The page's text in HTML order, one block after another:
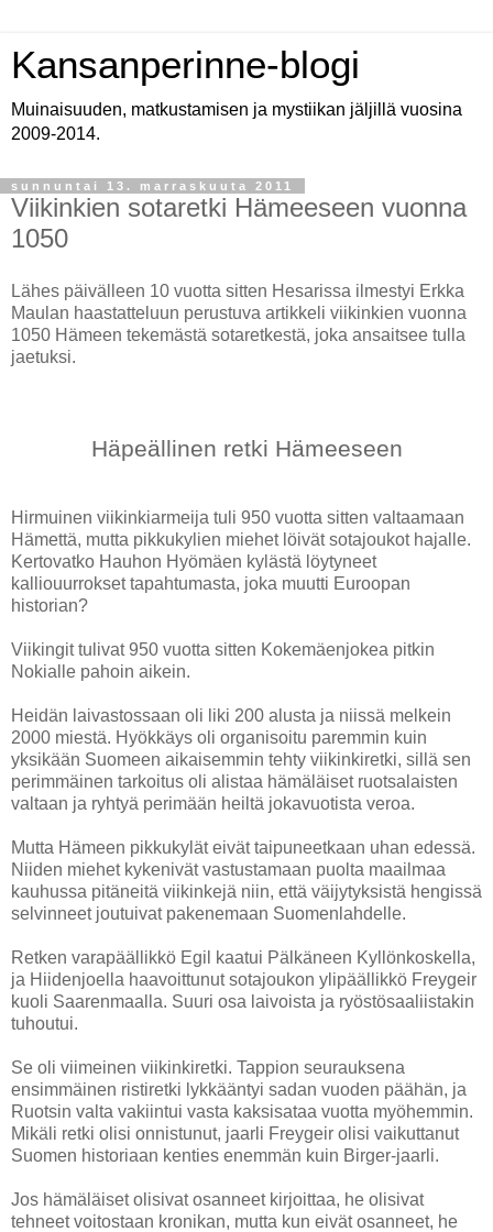
Kansanperinne-blogi
Muinaisuuden, matkustamisen ja mystiikan jäljillä vuosina
2009-2014.
sunnuntai 13. marraskuuta 2011
Viikinkien sotaretki Hämeeseen vuonna
1050
Lähes päivälleen 10 vuotta sitten Hesarissa ilmestyi Erkka
Maulan haastatteluun perustuva artikkeli viikinkien vuonna
1050 Hämeen tekemästä sotaretkestä, joka ansaitsee tulla
jaetuksi.
Häpeällinen retki Hämeeseen
Hirmuinen viikinkiarmeija tuli 950 vuotta sitten valtaamaan
Hämettä, mutta pikkukylien miehet löivät sotajoukot hajalle.
Kertovatko Hauhon Hyömäen kylästä löytyneet
kalliouurrokset tapahtumasta, joka muutti Euroopan
historian?
Viikingit tulivat 950 vuotta sitten Kokemäenjokea pitkin
Nokialle pahoin aikein.
Heidän laivastossaan oli liki 200 alusta ja niissä melkein
2000 miestä. Hyökkäys oli organisoitu paremmin kuin
yksikään Suomeen aikaisemmin tehty viikinkiretki, sillä sen
perimmäinen tarkoitus oli alistaa hämäläiset ruotsalaisten
valtaan ja ryhtyä perimään heiltä jokavuotista veroa.
Mutta Hämeen pikkukylät eivät taipuneetkaan uhan edessä.
Niiden miehet kykenivät vastustamaan puolta maailmaa
kauhussa pitäneitä viikinkejä niin, että väijytyksistä hengissä
selvinneet joutuivat pakenemaan Suomenlahdelle.
Retken varapäällikkö Egil kaatui Pälkäneen Kyllönkoskella,
ja Hiidenjoella haavoittunut sotajoukon ylipäällikkö Freygeir
kuoli Saarenmaalla. Suuri osa laivoista ja ryöstösaaliistakin
tuhoutui.
Se oli viimeinen viikinkiretki. Tappion seurauksena
ensimmäinen ristiretki lykkääntyi sadan vuoden päähän, ja
Ruotsin valta vakiintui vasta kaksisataa vuotta myöhemmin.
Mikäli retki olisi onnistunut, jaarli Freygeir olisi vaikuttanut
Suomen historiaan kenties enemmän kuin Birger-jaarli.
Jos hämäläiset olisivat osanneet kirjoittaa, he olisivat
tehneet voitostaan kronikan, mutta kun eivät osanneet, he